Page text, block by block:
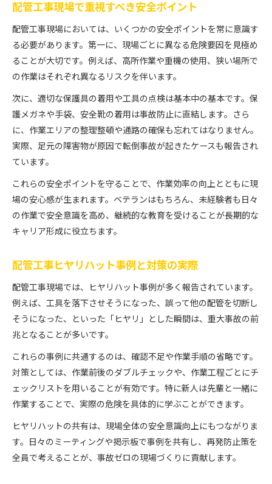
配管工事現場で重視すべき安全ポイント
配管工事現場においては、いくつかの安全ポイントを常に意識す
る必要があります。第一に、現場ごとに異なる危険要因を見極め
ることが大切です。例えば、高所作業や重機の使用、狭い場所で
の作業はそれぞれ異なるリスクを伴います。
次に、適切な保護具の着用や工具の点検は基本中の基本です。保
護メガネや手袋、安全靴の着用は事故防止に直結します。さら
に、作業エリアの整理整頓や通路の確保も忘れてはなりません。
実際、足元の障害物が原因で転倒事故が起きたケースも報告され
ています。
これらの安全ポイントを守ることで、作業効率の向上とともに現
場の安心感が生まれます。ベテランはもちろん、未経験者も日々
の作業で安全意識を高め、継続的な教育を受けることが長期的な
キャリア形成に役立ちます。
配管工事ヒヤリハット事例と対策の実際
配管工事現場では、ヒヤリハット事例が多く報告されています。
例えば、工具を落下させそうになった、誤って他の配管を切断し
そうになった、といった「ヒヤリ」とした瞬間は、重大事故の前
兆となることが多いです。
これらの事例に共通するのは、確認不足や作業手順の省略です。
対策としては、作業前後のダブルチェックや、作業工程ごとにチ
ェックリストを用いることが有効です。特に新人は先輩と一緒に
作業することで、実際の危険を具体的に学ぶことができます。
ヒヤリハットの共有は、現場全体の安全意識向上にもつながりま
す。日々のミーティングや掲示板で事例を共有し、再発防止策を
全員で考えることが、事故ゼロの現場づくりに貢献します。